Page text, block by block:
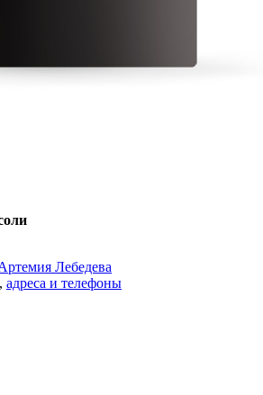
Лебедева
, адреса и телефоны